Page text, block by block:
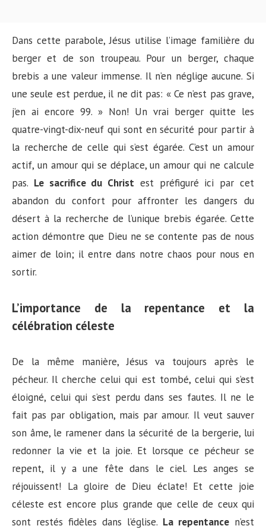
Dans cette parabole, Jésus utilise l’image familière du
berger et de son troupeau. Pour un berger, chaque
brebis a une valeur immense. Il n’en néglige aucune. Si
une seule est perdue, il ne dit pas: « Ce n’est pas grave,
j’en ai encore 99. » Non! Un vrai berger quitte les
quatre-vingt-dix-neuf qui sont en sécurité pour partir à
la recherche de celle qui s’est égarée. C’est un amour
actif, un amour qui se déplace, un amour qui ne calcule
pas. Le sacrifice du Christ est préfiguré ici par cet
abandon du confort pour affronter les dangers du
désert à la recherche de l’unique brebis égarée. Cette
action démontre que Dieu ne se contente pas de nous
aimer de loin; il entre dans notre chaos pour nous en
sortir.
L’importance de la repentance et la
célébration céleste
De la même manière, Jésus va toujours après le
pécheur. Il cherche celui qui est tombé, celui qui s’est
éloigné, celui qui s’est perdu dans ses fautes. Il ne le
fait pas par obligation, mais par amour. Il veut sauver
son âme, le ramener dans la sécurité de la bergerie, lui
redonner la vie et la joie. Et lorsque ce pécheur se
repent, il y a une fête dans le ciel. Les anges se
réjouissent! La gloire de Dieu éclate! Et cette joie
céleste est encore plus grande que celle de ceux qui
sont restés fidèles dans l’église. La repentance n’est